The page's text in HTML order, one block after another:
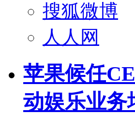
搜狐微博
人人网
苹果候任
动娱乐业务